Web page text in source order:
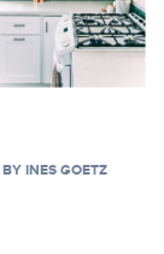
BY INES GOETZ